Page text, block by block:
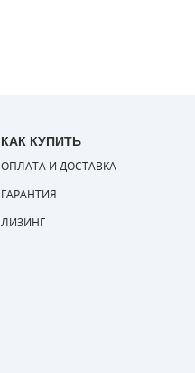
КАК КУПИТЬ
ОПЛАТА И ДОСТАВКА
ГАРАНТИЯ
ЛИЗИНГ